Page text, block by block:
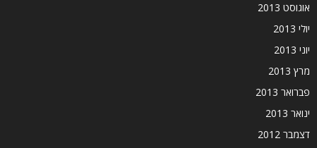
אוגוסט 2013
יולי 2013
יוני 2013
מרץ 2013
פברואר 2013
ינואר 2013
דצמבר 2012